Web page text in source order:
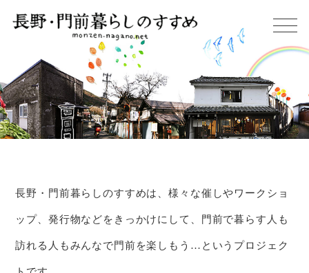
長野・門前暮らしのすすめは、様々な催しやワークショ
ップ、 発行物などをきっかけにして、門前で暮らす人も
訪れる人もみんなで門前を楽しもう…というプロジェク